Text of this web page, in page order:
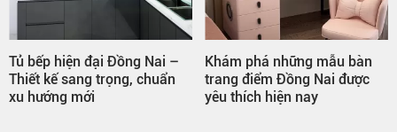
Tủ bếp hiện đại Đồng Nai –
Thiết kế sang trọng, chuẩn
xu hướng mới
Khám phá những mẫu bàn
trang điểm Đồng Nai được
yêu thích hiện nay